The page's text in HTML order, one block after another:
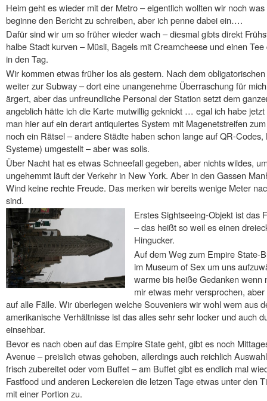
Heim geht es wieder mit der Metro – eigentlich wollten wir noch
beginne den Bericht zu schreiben, aber ich penne dabei ein….
Dafür sind wir um so früher wieder wach – diesmal gibts direkt
halbe Stadt kurven – Müsli, Bagels mit Creamcheese und einen
in den Tag.
Wir kommen etwas früher los als gestern. Nach dem
weiter zur Subway – dort eine unangenehme Überraschung für
ärgert, aber das unfreundliche Personal der Station setzt dem
angeblich hätte ich die Karte mutwillig geknickt … egal ich habe
man hier auf ein derart antiquiertes System mit Magenetstreifen
noch ein Rätsel – andere Städte haben schon lange auf QR-
Systeme) umgestellt – aber was solls.
Über Nacht hat es etwas Schneefall gegeben, aber nichts wildes,
ungehemmt läuft der Verkehr in New York. Aber in den Gassen
Wind keine rechte Freude. Das merken wir bereits wenige Meter
sind.
Erstes Sightseeing-Objekt ist das
– das heißt so weil es einen
Hingucker.
Auf dem Weg zum Empire State-
im Museum of Sex um uns
warme bis heiße Gedanken wenn
mir etwas mehr versprochen,
auf alle Fälle. Wir überlegen welche Souveniers wir wohl wem aus
amerikanische Verhältnisse ist das alles sehr sehr locker und auch
einsehbar.
Bevor es nach oben auf das Empire State geht, gibt es noch
Avenue – preislich etwas gehoben, allerdings auch reichlich
frisch zubereitet oder vom Buffet – am Buffet gibt es endlich mal
Fastfood und anderen Leckereien die letzen Tage etwas unter den
mit einer Portion zu.